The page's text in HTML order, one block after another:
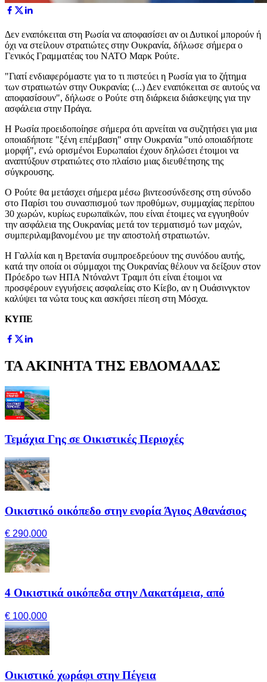
Δεν εναπόκειται στη Ρωσία να αποφασίσει αν οι Δυτικοί μπορούν ή
όχι να στείλουν στρατιώτες στην Ουκρανία, δήλωσε σήμερα ο
Γενικός Γραμματέας του ΝΑΤΟ Μαρκ Ρούτε.
"Γιατί ενδιαφερόμαστε για το τι πιστεύει η Ρωσία για το ζήτημα
των στρατιωτών στην Ουκρανία; (...) Δεν εναπόκειται σε αυτούς να
αποφασίσουν", δήλωσε ο Ρούτε στη διάρκεια διάσκεψης για την
ασφάλεια στην Πράγα.
Η Ρωσία προειδοποίησε σήμερα ότι αρνείται να συζητήσει για μια
οποιαδήποτε "ξένη επέμβαση" στην Ουκρανία "υπό οποιαδήποτε
μορφή", ενώ ορισμένοι Ευρωπαίοι έχουν δηλώσει έτοιμοι να
αναπτύξουν στρατιώτες στο πλαίσιο μιας διευθέτησης της
σύγκρουσης.
Ο Ρούτε θα μετάσχει σήμερα μέσω βιντεοσύνδεσης στη σύνοδο
στο Παρίσι του συνασπισμού των προθύμων, συμμαχίας περίπου
30 χωρών, κυρίως ευρωπαϊκών, που είναι έτοιμες να εγγυηθούν
την ασφάλεια της Ουκρανίας μετά τον τερματισμό των μαχών,
συμπεριλαμβανομένου με την αποστολή στρατιωτών.
Η Γαλλία και η Βρετανία συμπροεδρεύουν της συνόδου αυτής,
κατά την οποία οι σύμμαχοι της Ουκρανίας θέλουν να δείξουν στον
Πρόεδρο των ΗΠΑ Ντόναλντ Τραμπ ότι είναι έτοιμοι να
προσφέρουν εγγυήσεις ασφαλείας στο Κίεβο, αν η Ουάσινγκτον
καλύψει τα νώτα τους και ασκήσει πίεση στη Μόσχα.
ΚΥΠΕ
ΤΑ ΑΚΙΝΗΤΑ ΤΗΣ ΕΒΔΟΜΑΔΑΣ
Τεμάχια Γης σε Οικιστικές Περιοχές
Οικιστικό οικόπεδο στην ενορία Άγιος Αθανάσιος
€ 290,000
4 Οικιστικά οικόπεδα στην Λακατάμεια, από
€ 100,000
Οικιστικό χωράφι στην Πέγεια